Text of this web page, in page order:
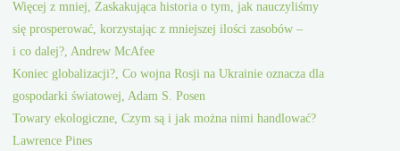
Więcej z mniej, Zaskakująca historia o tym, jak nauczyliśmy
się prosperować, korzystając z mniejszej ilości zasobów –
i co dalej?, Andrew McAfee
Koniec globalizacji?, Co wojna Rosji na Ukrainie oznacza dla
gospodarki światowej, Adam S. Posen
Towary ekologiczne, Czym są i jak można nimi handlować?
Lawrence Pines